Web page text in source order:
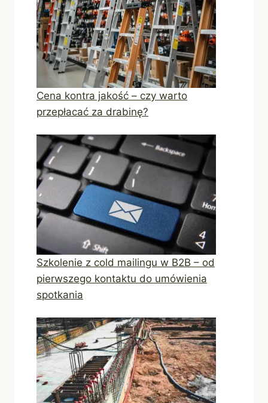
Cena kontra jakość – czy warto
przepłacać za drabinę?
Szkolenie z cold mailingu w B2B – od
pierwszego kontaktu do umówienia
spotkania